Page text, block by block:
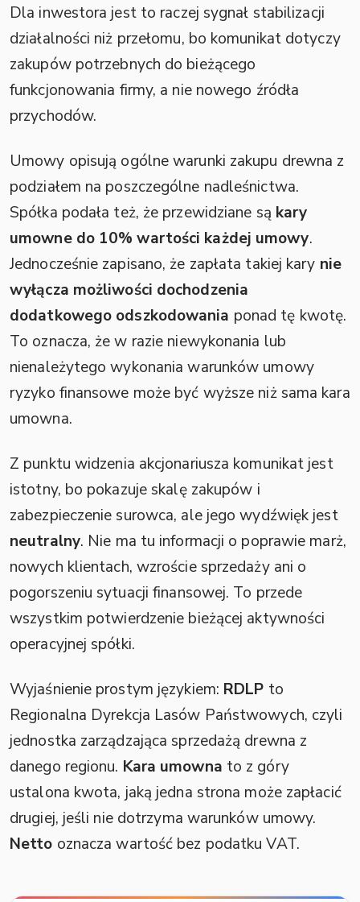
Dla inwestora jest to raczej sygnał stabilizacji
działalności niż przełomu, bo komunikat dotyczy
zakupów potrzebnych do bieżącego
funkcjonowania firmy, a nie nowego źródła
przychodów.
Umowy opisują ogólne warunki zakupu drewna z
podziałem na poszczególne nadleśnictwa.
Spółka podała też, że przewidziane są kary
umowne do 10% wartości każdej umowy.
Jednocześnie zapisano, że zapłata takiej kary nie
wyłącza możliwości dochodzenia
dodatkowego odszkodowania ponad tę kwotę.
To oznacza, że w razie niewykonania lub
nienależytego wykonania warunków umowy
ryzyko finansowe może być wyższe niż sama kara
umowna.
Z punktu widzenia akcjonariusza komunikat jest
istotny, bo pokazuje skalę zakupów i
zabezpieczenie surowca, ale jego wydźwięk jest
neutralny. Nie ma tu informacji o poprawie marż,
nowych klientach, wzroście sprzedaży ani o
pogorszeniu sytuacji finansowej. To przede
wszystkim potwierdzenie bieżącej aktywności
operacyjnej spółki.
Wyjaśnienie prostym językiem: RDLP to
Regionalna Dyrekcja Lasów Państwowych, czyli
jednostka zarządzająca sprzedażą drewna z
danego regionu. Kara umowna to z góry
ustalona kwota, jaką jedna strona może zapłacić
drugiej, jeśli nie dotrzyma warunków umowy.
Netto oznacza wartość bez podatku VAT.